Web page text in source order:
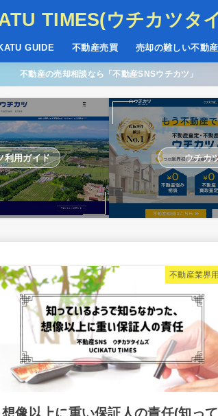
TIMES(ウチカツタ
GUIDE 不動産売買 売却の難しい不動産
不動産の売却相談なら「不動産SNSウチカツ」
利用ガイド ウチカ
不動産業界
想像以上に重い保証人の責任(知って